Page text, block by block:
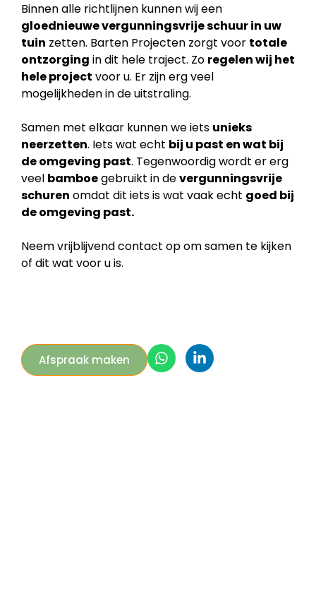
Binnen alle richtlijnen kunnen wij een
gloednieuwe vergunningsvrije schuur in uw
tuin zetten. Barten Projecten zorgt voor totale
ontzorging in dit hele traject. Zo regelen wij het
hele project voor u. Er zijn erg veel
mogelijkheden in de uitstraling.
Samen met elkaar kunnen we iets unieks
neerzetten. Iets wat echt bij u past en wat bij
deomgeving past. Tegenwoordig wordt er erg
veel bamboegebruikt in devergunningsvrije
schuren omdat dit iets is wat vaak echt goed bij
de omgeving past.
Neem vrijblijvend contact op om samen te kijken
of dit wat voor u is.
Afspraak maken